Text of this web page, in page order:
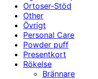
Ortoser-Stöd
Other
Övrigt
Personal Care
Powder puff
Presentkort
Rökelse
Brännare